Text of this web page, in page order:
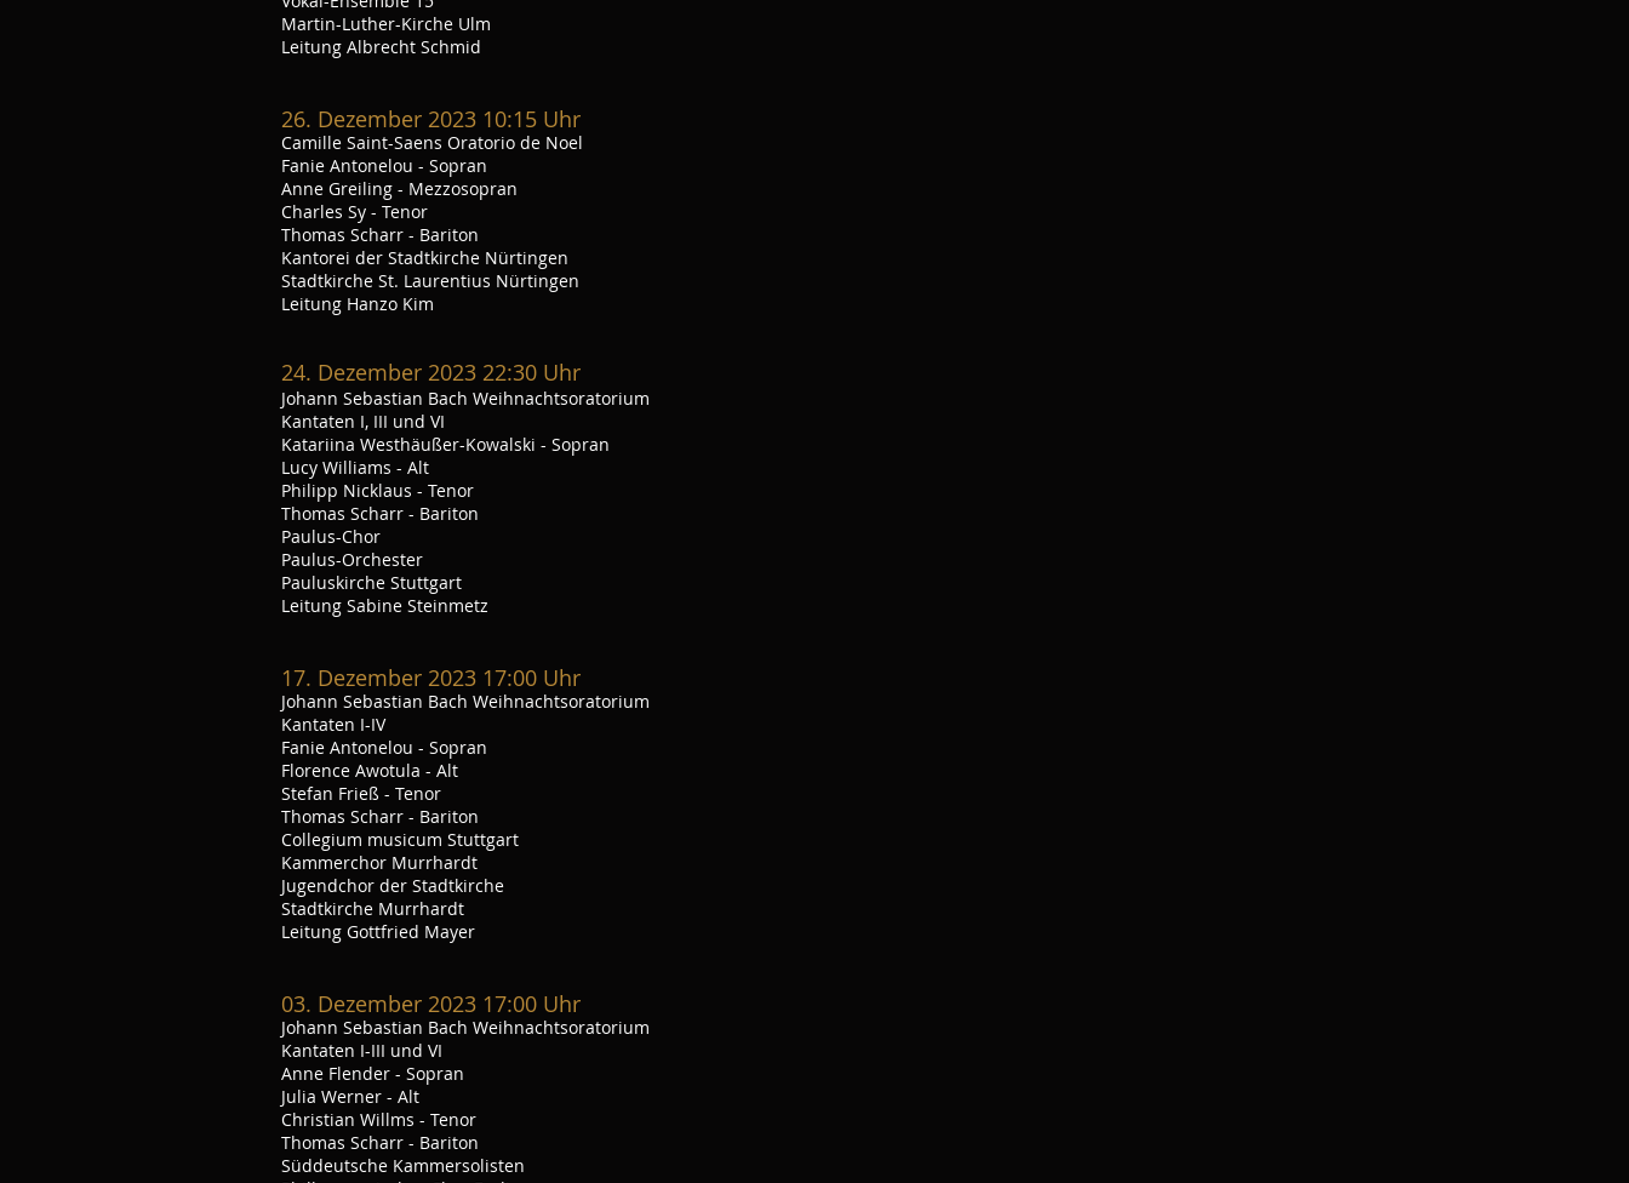
Martin-Luther-Kirche Ulm
Leitung Albrecht Schmid
26. Dezember 2023 10:15 Uhr
Camille Saint-Saens Oratorio de Noel
Fanie Antonelou - Sopran
Anne Greiling - Mezzosopran
Charles Sy - Tenor
Thomas Scharr - Bariton
Kantorei der Stadtkirche Nürtingen
Stadtkirche St. Laurentius Nürtingen
Leitung Hanzo Kim
24. Dezember 2023 22:30 Uhr
Johann Sebastian Bach Weihnachtsoratorium
Kantaten I, III und VI
Katariina Westhäußer-Kowalski - Sopran
Lucy Williams - Alt
Philipp Nicklaus - Tenor
Thomas Scharr - Bariton
Paulus-Chor
Paulus-Orchester
Pauluskirche Stuttgart
Leitung Sabine Steinmetz
17. Dezember 2023 17:00 Uhr
Johann Sebastian Bach Weihnachtsoratorium
Kantaten I-IV
Fanie Antonelou - Sopran
Florence Awotula - Alt
Stefan Frieß - Tenor
Thomas Scharr - Bariton
Collegium musicum Stuttgart
Kammerchor Murrhardt
Jugendchor der Stadtkirche
Stadtkirche Murrhardt
Leitung Gottfried Mayer
03. Dezember 2023 17:00 Uhr
Johann Sebastian Bach Weihnachtsoratorium
Kantaten I-III und VI
Anne Flender - Sopran
Julia Werner - Alt
Christian Willms - Tenor
Thomas Scharr - Bariton
Süddeutsche Kammersolisten